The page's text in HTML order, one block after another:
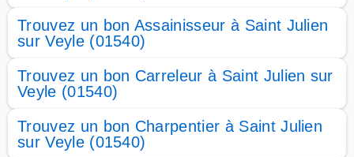
Trouvez un bon Assainisseur à Saint Julien
sur Veyle (01540)
Trouvez un bon Carreleur à Saint Julien sur
Veyle (01540)
Trouvez un bon Charpentier à Saint Julien
sur Veyle (01540)